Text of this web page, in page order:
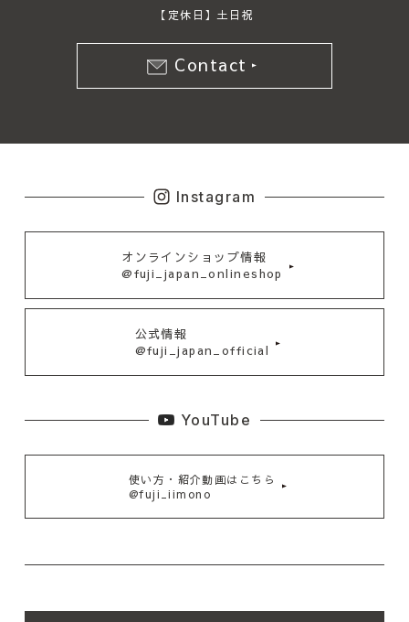
【定休日】土日祝
Contact
Instagram
オンラインショップ情報
@fuji_japan_onlineshop
公式情報
@fuji_japan_official
YouTube
使い方・紹介動画はこちら
@fuji_iimono